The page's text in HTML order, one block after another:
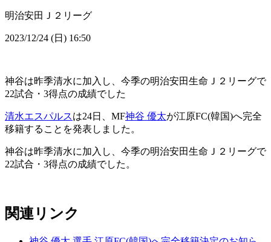
明治安田Ｊ２リーグ
2023/12/24 (日) 16:50
神谷は昨季清水に加入し、今季の明治安田生命Ｊ２リーグで
22試合・3得点の成績でした
清水エスパルスは24日、MF神谷 優太が江原FC(韓国)へ完全
移籍することを発表しました。
神谷は昨季清水に加入し、今季の明治安田生命Ｊ２リーグで
22試合・3得点の成績でした。
関連リンク